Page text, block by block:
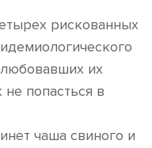
рискованных
их
не попасться в
чаша свиного и